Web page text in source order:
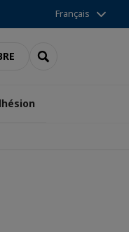
Français
RECHERCHER